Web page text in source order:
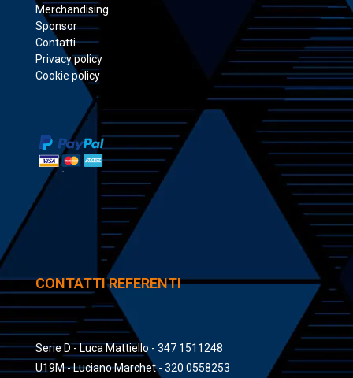
Merchandising
Sponsor
Contatti
Privacy policy
Cookie policy
CONTATTI REFERENTI
Serie D - Luca Mattiello - 347 1511248
U19M - Luciano Marchet - 320 0558253